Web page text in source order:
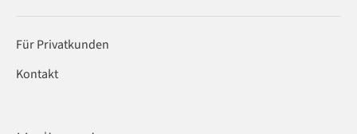
Für Privatkunden
Kontakt